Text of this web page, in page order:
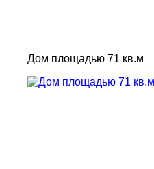
Дом площадью 71 кв.м